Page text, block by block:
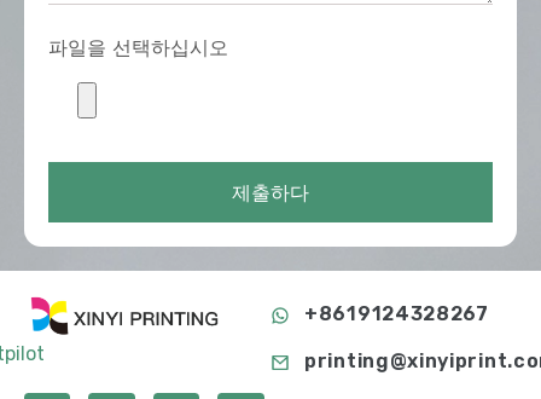
파일을 선택하십시오
제출하다
+8619124328267